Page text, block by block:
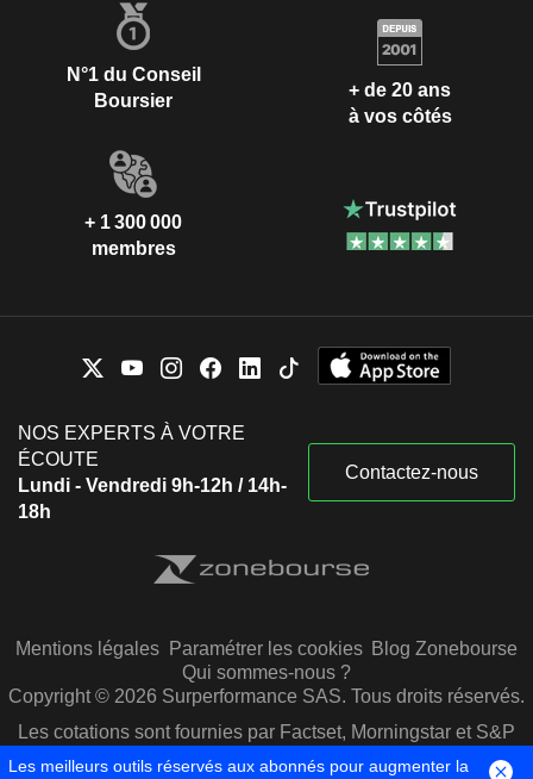
N°1 du Conseil
Boursier
+ de 20 ans
à vos côtés
+ 1 300 000
membres
NOS EXPERTS À VOTRE
ÉCOUTE
Lundi - Vendredi 9h-12h / 14h-
18h
Contactez-nous
Mentions légales Paramétrer les cookies Blog Zonebourse
Qui sommes-nous ?
Copyright © 2026 Surperformance SAS. Tous droits réservés.
Les cotations sont fournies par Factset, Morningstar et S&P
Capital IQ
Les meilleurs outils réservés aux abonnés pour augmenter la